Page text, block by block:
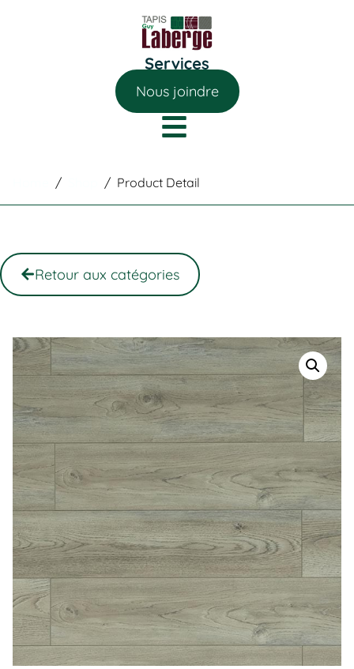
Nous joindre
/ / Product Detail
Retour aux catégories